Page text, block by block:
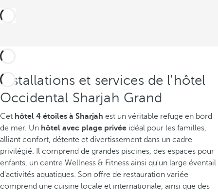
Installations et services de l'hôtel
Occidental Sharjah Grand
Cet hôtel 4 étoiles à Sharjah est un véritable refuge en bord
de mer. Un hôtel avec plage privée idéal pour les familles,
alliant confort, détente et divertissement dans un cadre
privilégié. Il comprend de grandes piscines, des espaces pour
enfants, un centre Wellness & Fitness ainsi qu'un large éventail
d'activités aquatiques. Son offre de restauration variée
comprend une cuisine locale et internationale, ainsi que des